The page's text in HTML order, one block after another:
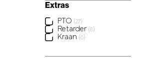
Extras
PTO (27)
Retarder (8)
Kraan (6)